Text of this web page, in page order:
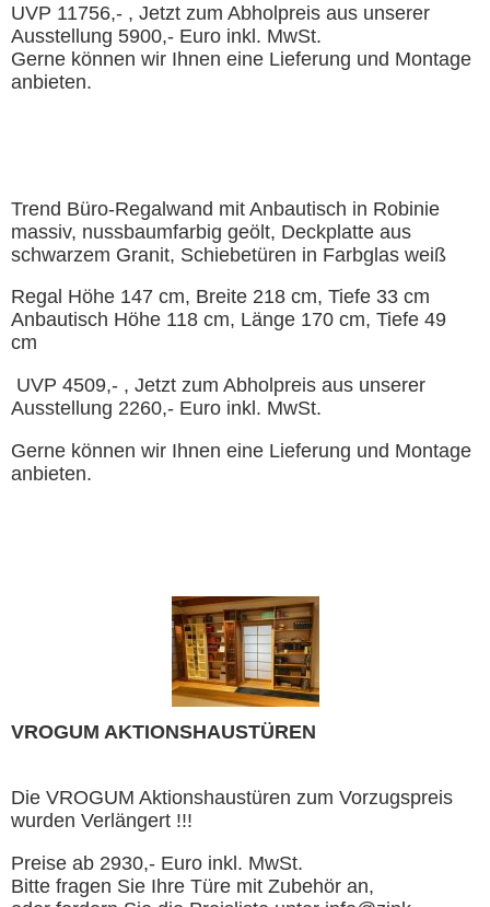
UVP 11756,- , Jetzt zum Abholpreis aus unserer
Ausstellung 5900,- Euro inkl. MwSt.
Gerne können wir Ihnen eine Lieferung und Montage
anbieten.
Trend Büro-Regalwand mit Anbautisch in Robinie
massiv, nussbaumfarbig geölt, Deckplatte aus
schwarzem Granit, Schiebetüren in Farbglas weiß
Regal Höhe 147 cm, Breite 218 cm, Tiefe 33 cm
Anbautisch Höhe 118 cm, Länge 170 cm, Tiefe 49
cm
UVP 4509,- , Jetzt zum Abholpreis aus unserer
Ausstellung 2260,- Euro inkl. MwSt.
Gerne können wir Ihnen eine Lieferung und Montage
anbieten.
VROGUM AKTIONSHAUSTÜREN
Die VROGUM Aktionshaustüren zum Vorzugspreis
wurden Verlängert !!!
Preise ab 2930,- Euro inkl. MwSt.
Bitte fragen Sie Ihre Türe mit Zubehör an,